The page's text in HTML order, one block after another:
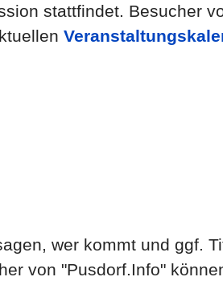
stattfindet. Besucher
wer kommt und ggf.
von "Pusdorf.Info"